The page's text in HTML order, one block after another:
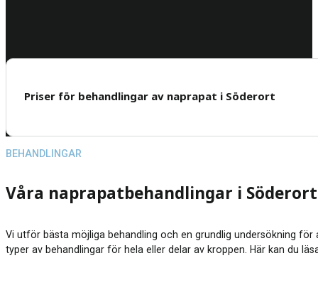
Priser för behandlingar av naprapat i Söderort
Våra naprapatbehandlingar i Söderort
Vi utför bästa möjliga behandling och en grundlig undersökning
typer av behandlingar för hela eller delar av kroppen. Här kan du
BEHANDLINGAR